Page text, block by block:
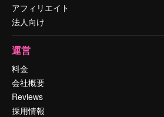
アフィリエイト
法人向け
運営
料金
会社概要
Reviews
採用情報